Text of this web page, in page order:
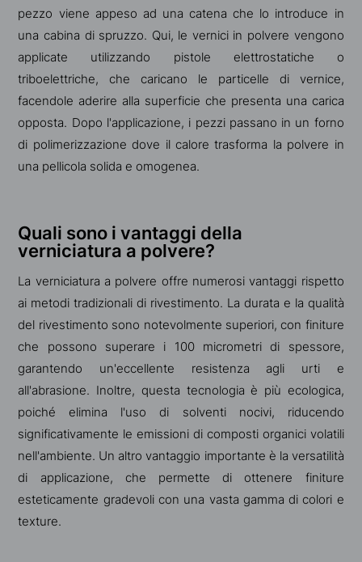
pezzo viene appeso ad una catena che lo introduce in
una cabina di spruzzo. Qui, le vernici in polvere vengono
applicate utilizzando pistole elettrostatiche o
triboelettriche, che caricano le particelle di vernice,
facendole aderire alla superficie che presenta una carica
opposta. Dopo l'applicazione, i pezzi passano in un forno
di polimerizzazione dove il calore trasforma la polvere in
una pellicola solida e omogenea.
Quali sono i vantaggi della
verniciatura a polvere?
La verniciatura a polvere offre numerosi vantaggi rispetto
ai metodi tradizionali di rivestimento. La durata e la qualità
del rivestimento sono notevolmente superiori, con finiture
che possono superare i 100 micrometri di spessore,
garantendo un'eccellente resistenza agli urti e
all'abrasione. Inoltre, questa tecnologia è più ecologica,
poiché elimina l'uso di solventi nocivi, riducendo
significativamente le emissioni di composti organici volatili
nell'ambiente. Un altro vantaggio importante è la versatilità
di applicazione, che permette di ottenere finiture
esteticamente gradevoli con una vasta gamma di colori e
texture.